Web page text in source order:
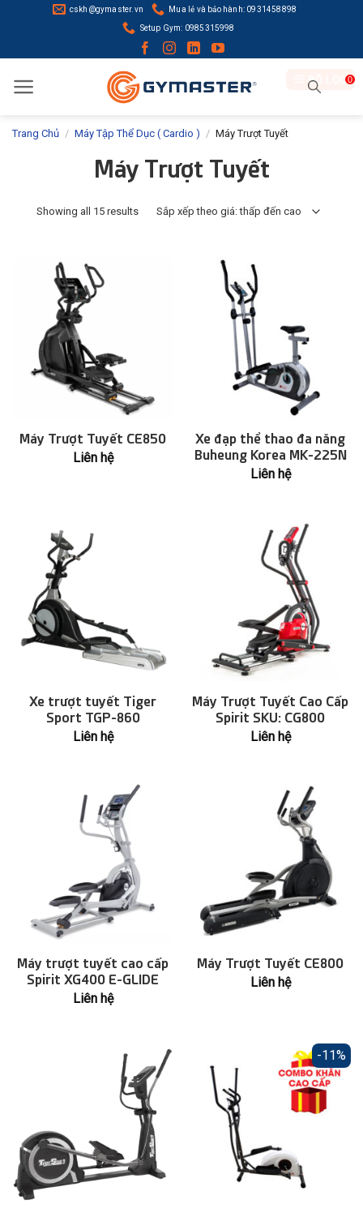
cskh@gymaster.vn Mua lẻ và bảo hành: 0931458898
Setup Gym: 0985315998
0
Máy Trượt Tuyết
Trang Chủ / Máy Tập Thể Dục ( Cardio ) / Máy Trượt Tuyết
BỘ LỌC
Showing all 15 results
Máy Trượt Tuyết CE850
Liên hệ
Xe đạp thể thao đa năng
Buheung Korea MK-225N
Liên hệ
Xe trượt tuyết Tiger
Sport TGP-860
Liên hệ
Máy Trượt Tuyết Cao Cấp
Spirit SKU: CG800
Liên hệ
Máy trượt tuyết cao cấp
Spirit XG400 E-GLIDE
Liên hệ
Máy Trượt Tuyết CE800
Liên hệ
-11%